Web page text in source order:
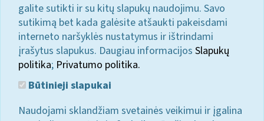
galite sutikti ir su kitų slapukų naudojimu. Savo
sutikimą bet kada galėsite atšaukti pakeisdami
interneto naršyklės nustatymus ir ištrindami
įrašytus slapukus. Daugiau informacijos Slapukų
politika; Privatumo politika.
Būtinieji slapukai
Naudojami sklandžiam svetainės veikimui ir įgalina